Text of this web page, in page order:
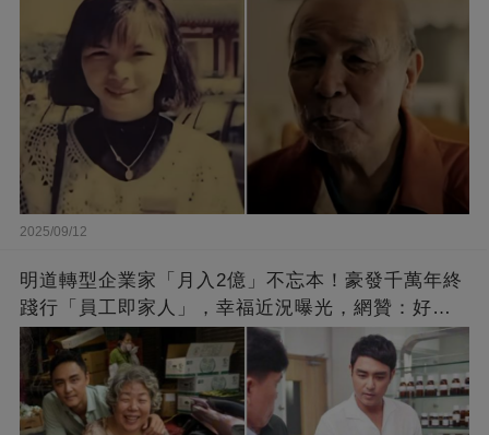
2025/09/12
明道轉型企業家「月入2億」不忘本！豪發千萬年終
踐行「員工即家人」，幸福近況曝光，網贊：好老
闆的福報